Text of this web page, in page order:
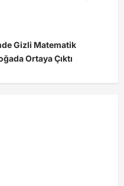
Gizli Matematik
Ortaya Çıktı